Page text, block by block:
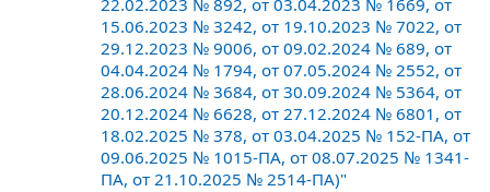
22.02.2023 № 892, от 03.04.2023 № 1669, от
15.06.2023 № 3242, от 19.10.2023 № 7022, от
29.12.2023 № 9006, от 09.02.2024 № 689, от
04.04.2024 № 1794, от 07.05.2024 № 2552, от
28.06.2024 № 3684, от 30.09.2024 № 5364, от
20.12.2024 № 6628, от 27.12.2024 № 6801, от
18.02.2025 № 378, от 03.04.2025 № 152-ПА, от
09.06.2025 № 1015-ПА, от 08.07.2025 № 1341-
ПА, от 21.10.2025 № 2514-ПА)"